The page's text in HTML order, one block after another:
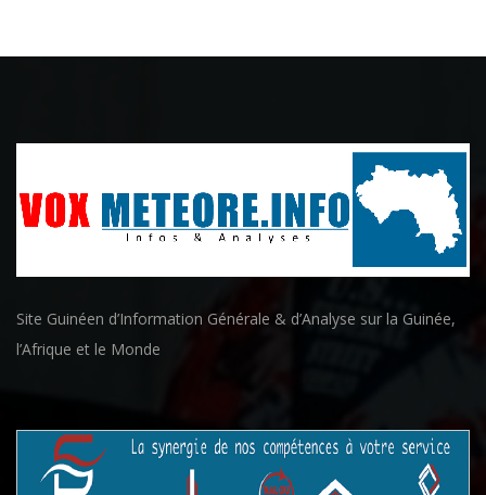
Site Guinéen d’Information Générale & d’Analyse sur la Guinée,
l’Afrique et le Monde